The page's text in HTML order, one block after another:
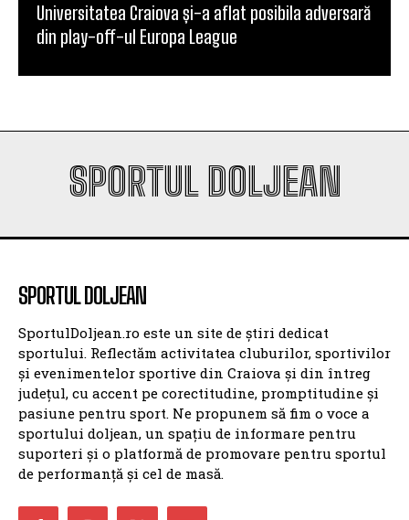
Universitatea Craiova și-a aflat posibila adversară
din play-off-ul Europa League
SPORTUL DOLJEAN
SPORTUL DOLJEAN
SportulDoljean.ro este un site de știri dedicat
sportului. Reflectăm activitatea cluburilor, sportivilor
și evenimentelor sportive din Craiova și din întreg
județul, cu accent pe corectitudine, promptitudine și
pasiune pentru sport. Ne propunem să fim o voce a
sportului doljean, un spațiu de informare pentru
suporteri și o platformă de promovare pentru sportul
de performanță și cel de masă.